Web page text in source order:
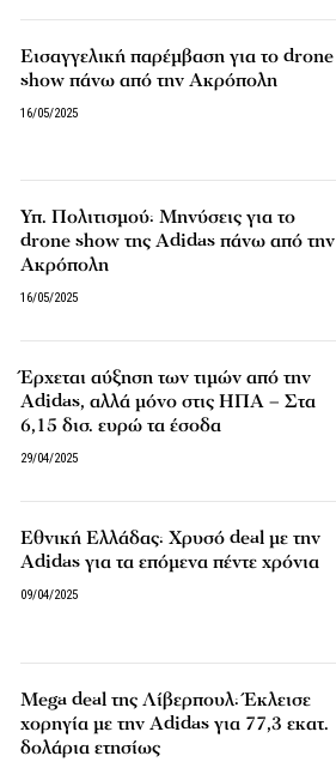
Εισαγγελική παρέμβαση για το drone
show πάνω από την Ακρόπολη
16/05/2025
Υπ. Πολιτισμού: Μηνύσεις για το
drone show της Adidas πάνω από την
Ακρόπολη
16/05/2025
Έρχεται αύξηση των τιμών από την
Adidas, αλλά μόνο στις ΗΠΑ – Στα
6,15 δισ. ευρώ τα έσοδα
29/04/2025
Εθνική Ελλάδας: Χρυσό deal με την
Adidas για τα επόμενα πέντε χρόνια
09/04/2025
Mega deal της Λίβερπουλ: Έκλεισε
χορηγία με την Adidas για 77,3 εκατ.
δολάρια ετησίως